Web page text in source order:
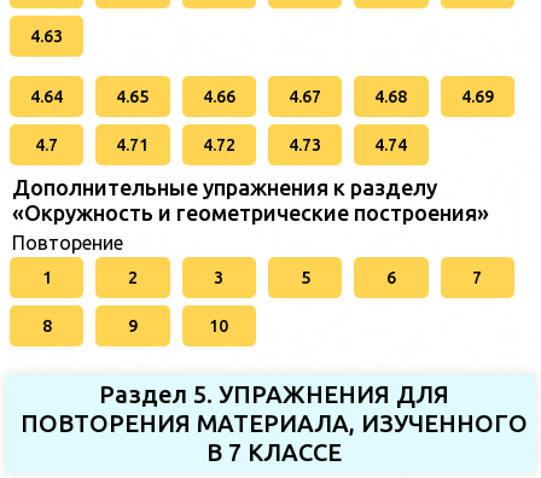
4.63
4.64 4.65 4.66 4.67 4.68 4.69
4.7 4.71 4.72 4.73 4.74
Дополнительные упражнения к разделу
«Окружность и геометрические построения»
Повторение
1 2 3 5 6 7
8 9 10
Раздел 5. УПРАЖНЕНИЯ ДЛЯ
ПОВТОРЕНИЯ МАТЕРИАЛА, ИЗУЧЕННОГО
В 7 КЛАССЕ